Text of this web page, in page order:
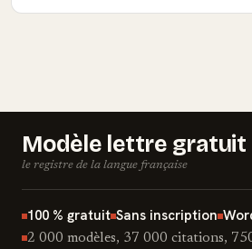
Modèle lettre gratuit
le registre de la langue française
100 % gratuit Sans inscription
2 000 modèles, 37 000 citations,